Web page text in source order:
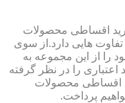
اقساطی محصولات
تفاوت هایی دارد.از سوی
را از این مجموعه به
را در نظر گرفته
اقساطی محصولات
پرداخت.